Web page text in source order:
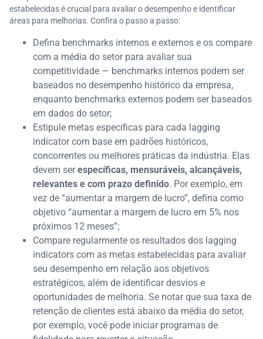
estabelecidas é crucial para avaliar o desempenho e identificar
áreas para melhorias. Confira o passo a passo:
Defina benchmarks internos e externos e os compare
com a média do setor para avaliar sua
competitividade — benchmarks internos podem ser
baseados no desempenho histórico da empresa,
enquanto benchmarks externos podem ser baseados
em dados do setor;
Estipule metas específicas para cada lagging
indicator com base em padrões históricos,
concorrentes ou melhores práticas da indústria. Elas
devem serespecíficas, mensuráveis, alcançáveis,
relevantes e com prazo definido. Por exemplo, em
vez de “aumentar a margem de lucro”, defina como
objetivo “aumentar a margem de lucro em 5% nos
próximos 12 meses”;
Compare regularmente os resultados dos lagging
indicators com as metas estabelecidas para avaliar
seu desempenho em relação aos objetivos
estratégicos, além de identificar desvios e
oportunidades de melhoria. Se notar que sua taxa de
retenção de clientes está abaixo da média do setor,
por exemplo, você pode iniciar programas de